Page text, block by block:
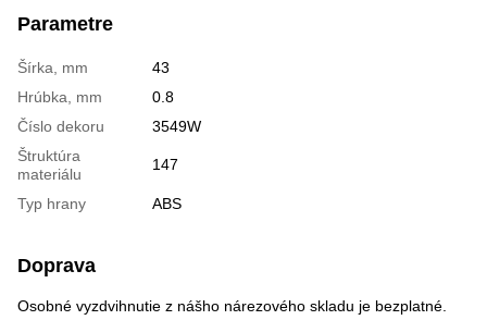
Parametre
Šírka, mm
43
Hrúbka, mm
0.8
Číslo dekoru
3549W
Štruktúra
materiálu
147
Typ hrany ABS
Doprava
Osobné vyzdvihnutie z nášho nárezového skladu je bezplatné.